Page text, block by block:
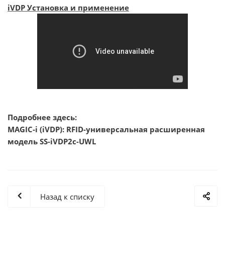
iVDP Установка и применение
Подробнее здесь:
MAGIC-i (iVDP): RFID-универсальная расширенная
модель SS-iVDP2c-UWL
Назад к списку